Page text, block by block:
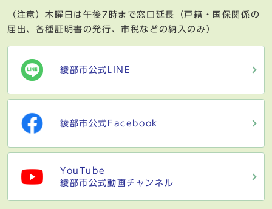
（注意）木曜日は午後7時まで窓口延長（戸籍・国保関係の
届出、各種証明書の発行、市税などの納入のみ）
綾部市公式LINE
綾部市公式Facebook
YouTube
綾部市公式動画チャンネル